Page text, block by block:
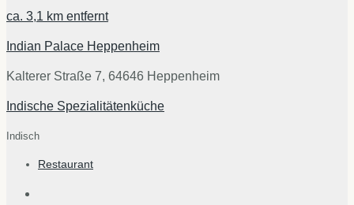
ca. 3,1 km entfernt
Indian Palace Heppenheim
Kalterer Straße 7, 64646 Heppenheim
Indische Spezialitätenküche
Indisch
Restaurant